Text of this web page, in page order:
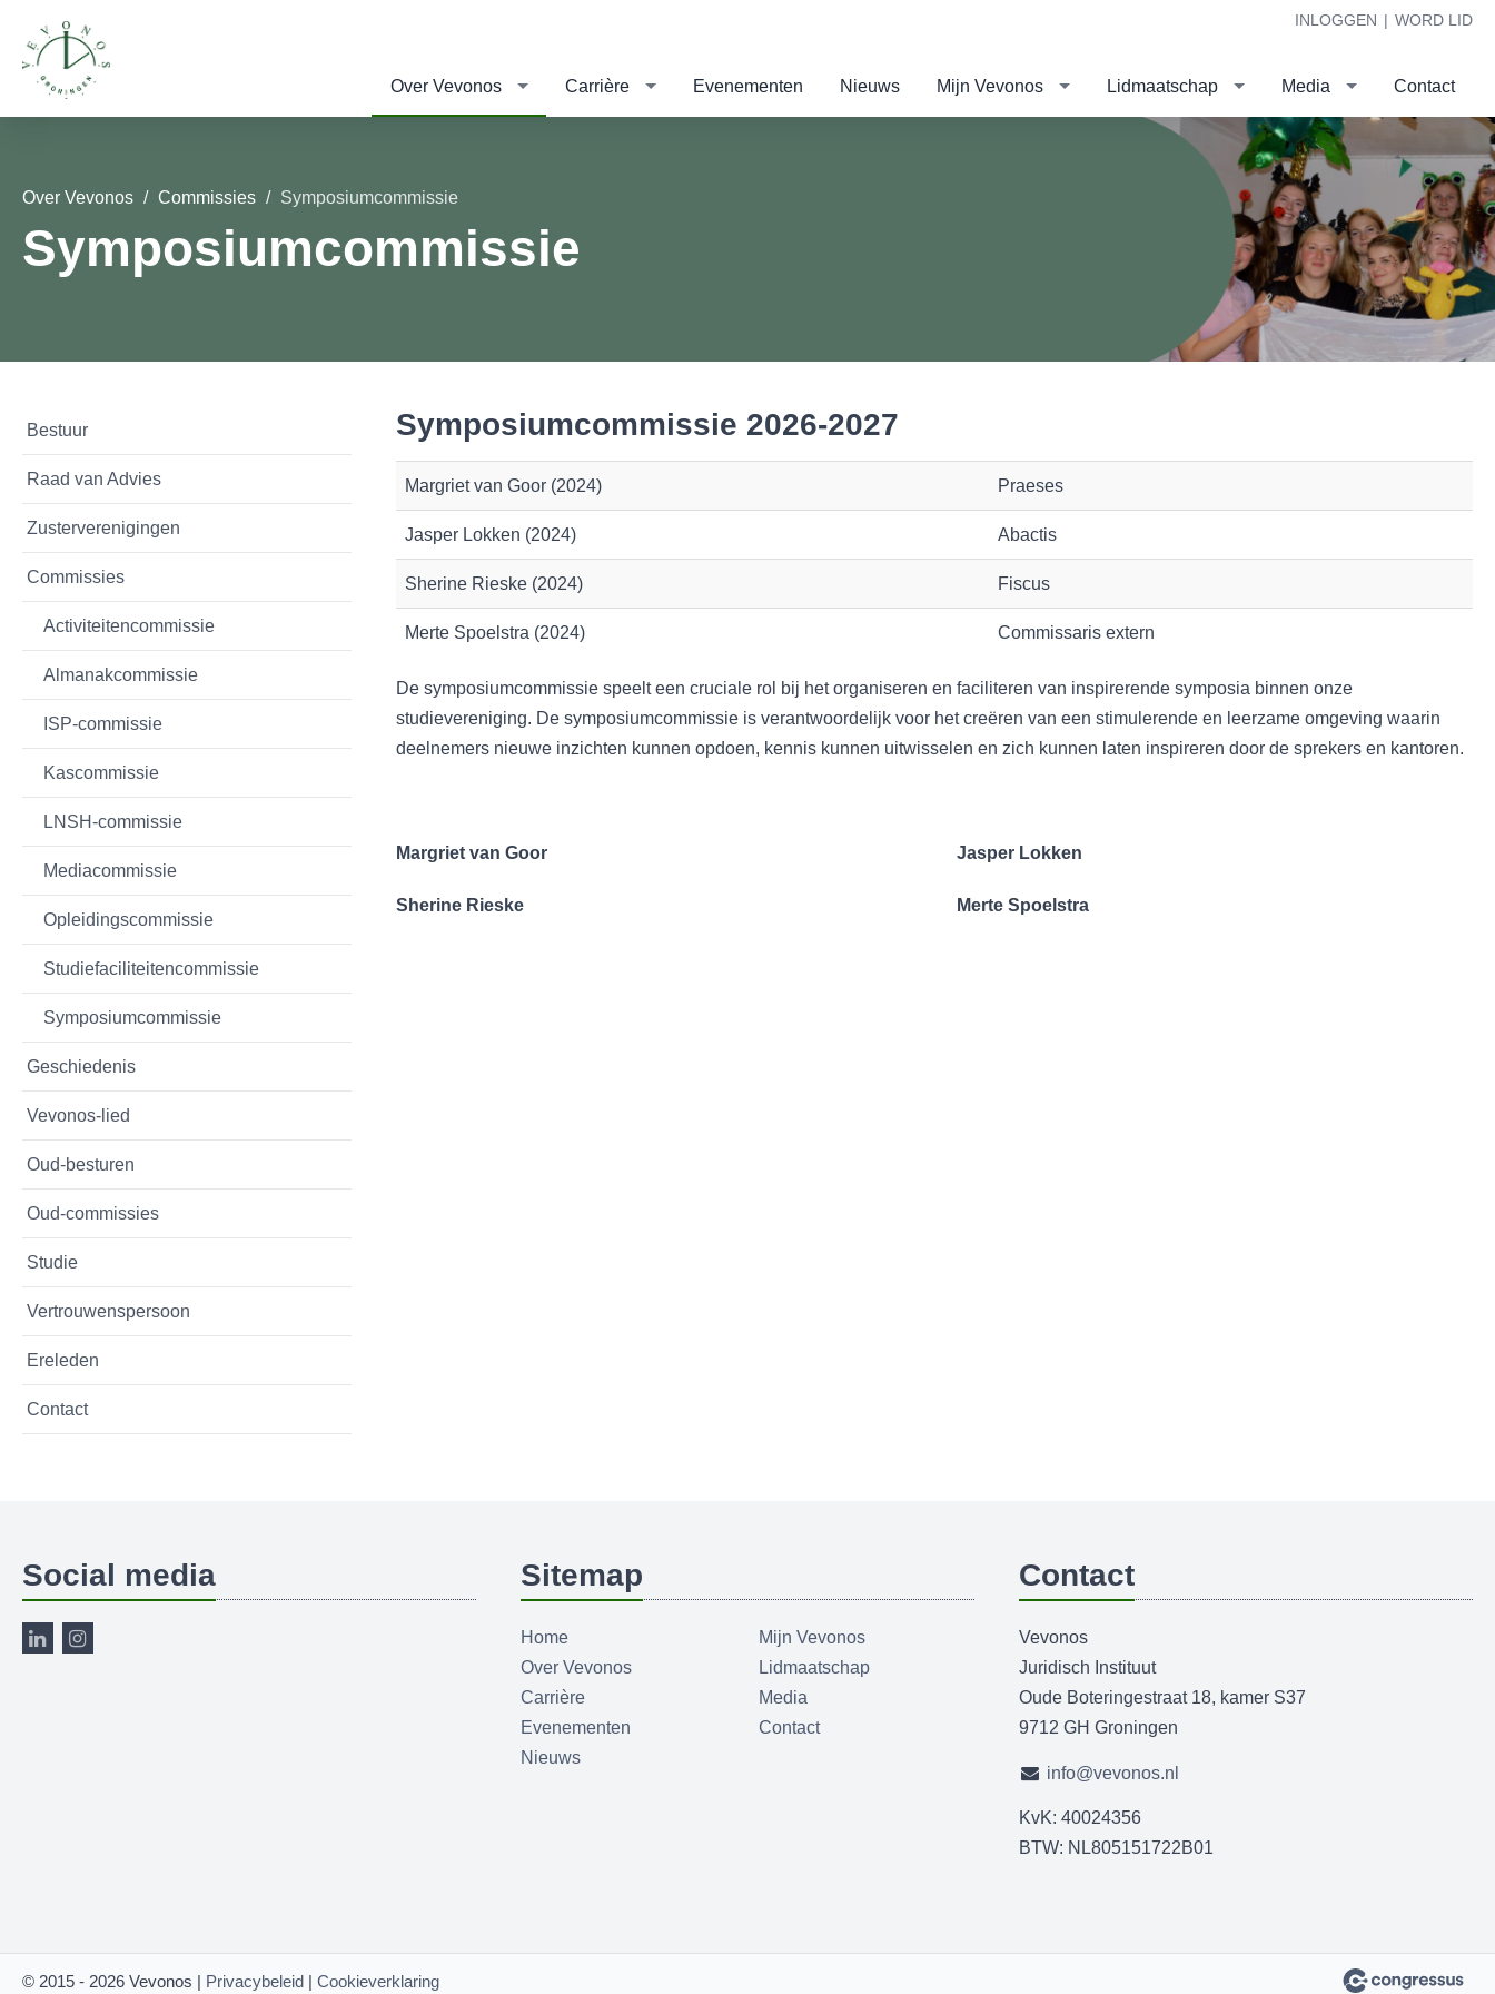
INLOGGEN | WORD LID
Over Vevonos Carrière Evenementen Nieuws Mijn Vevonos Lidmaatschap Media Contact
Over Vevonos Commissies Symposiumcommissie
Symposiumcommissie
Bestuur
Raad van Advies
Zusterverenigingen
Commissies
Activiteitencommissie
Almanakcommissie
ISP-commissie
Kascommissie
LNSH-commissie
Mediacommissie
Opleidingscommissie
Studiefaciliteitencommissie
Symposiumcommissie
Geschiedenis
Vevonos-lied
Oud-besturen
Oud-commissies
Studie
Vertrouwenspersoon
Ereleden
Contact
Symposiumcommissie 2026-2027
Margriet van Goor (2024) Praeses
Jasper Lokken (2024) Abactis
Sherine Rieske (2024) Fiscus
Merte Spoelstra (2024) Commissaris extern
De symposiumcommissie speelt een cruciale rol bij het organiseren en faciliteren van inspirerende symposia binnen onze
studievereniging. De symposiumcommissie is verantwoordelijk voor het creëren van een stimulerende en leerzame omgeving waarin
deelnemers nieuwe inzichten kunnen opdoen, kennis kunnen uitwisselen en zich kunnen laten inspireren door de sprekers en kantoren.
Margriet van Goor Jasper Lokken
Sherine Rieske ​​​​​​​Merte Spoelstra
Social media Sitemap
Home
Over Vevonos
Carrière
Evenementen
Nieuws
Mijn Vevonos
Lidmaatschap
Media
Contact
Contact
Vevonos
Juridisch Instituut
Oude Boteringestraat 18, kamer S37
9712 GH Groningen
info@vevonos.nl
KvK: 40024356
BTW: NL805151722B01
© 2015 - 2026 Vevonos | Privacybeleid | Cookieverklaring